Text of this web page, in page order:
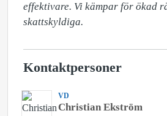
effektivare. Vi kämpar för ökad
skattskyldiga.
Kontaktpersoner
VD
Christian Ekström